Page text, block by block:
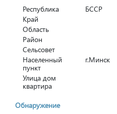
Республика
БССР
Край
Область
Район
Сельсовет
Населенный
пункт
г.Минск
Улица дом
квартира
Обнаружение